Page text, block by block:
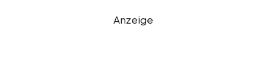
Anzeige